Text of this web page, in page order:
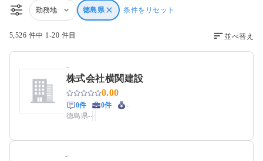
勤務地 徳島県 条件をリセット
5,526 件中 1-20 件目 並べ替え
-
株式会社横関建設
0.00
0件 0件
-
徳島県--
-